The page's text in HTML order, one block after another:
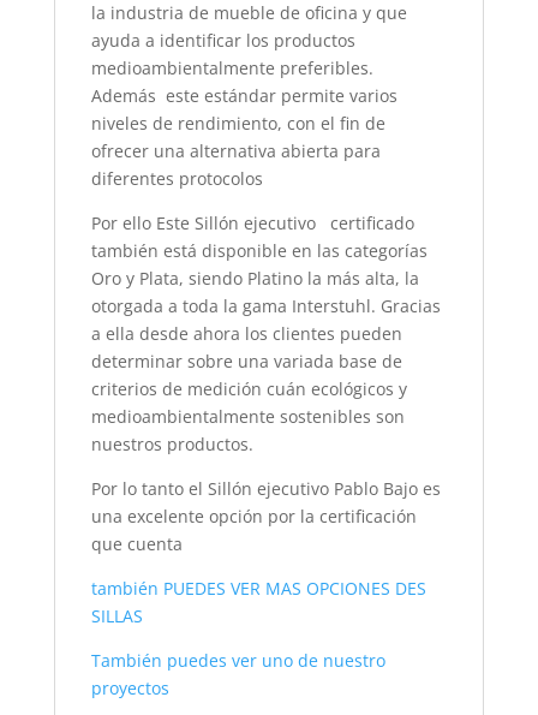
la industria de mueble de oficina y que
ayuda a identificar los productos
medioambientalmente preferibles.
Además este estándar permite varios
niveles de rendimiento, con el fin de
ofrecer una alternativa abierta para
diferentes protocolos
Por ello Este Sillón ejecutivo certificado
también está disponible en las categorías
Oro y Plata, siendo Platino la más alta, la
otorgada a toda la gama Interstuhl. Gracias
a ella desde ahora los clientes pueden
determinar sobre una variada base de
criterios de medición cuán ecológicos y
medioambientalmente sostenibles son
nuestros productos.
Por lo tanto el Sillón ejecutivo Pablo Bajo es
una excelente opción por la certificación
que cuenta
también PUEDES VER MAS OPCIONES DES
SILLAS
También puedes ver uno de nuestro
proyectos